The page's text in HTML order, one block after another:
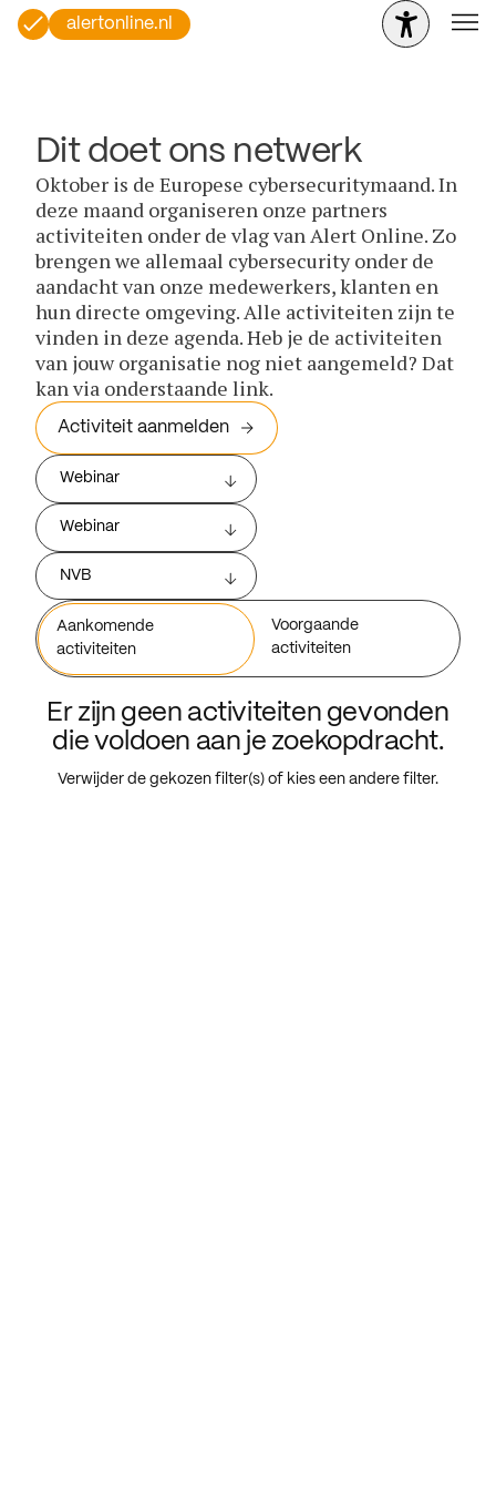
alertonline.nl
Dit doet ons netwerk
Oktober is de Europese cybersecuritymaand. In
deze maand organiseren onze partners
activiteiten onder de vlag van Alert Online. Zo
brengen we allemaal cybersecurity onder de
aandacht van onze medewerkers, klanten en
hun directe omgeving. Alle activiteiten zijn te
vinden in deze agenda. Heb je de activiteiten
van jouw organisatie nog niet aangemeld? Dat
kan via onderstaande link.
Activiteit aanmelden
Webinar
Webinar
NVB
Aankomende
activiteiten
Voorgaande
activiteiten
Er zijn geen activiteiten gevonden
die voldoen aan je zoekopdracht.
Verwijder de gekozen filter(s) of kies een andere filter.